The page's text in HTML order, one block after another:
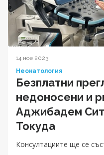
14 ное 2023
Неонатология
Безплатни
недоносени и
Аджибадем
Токуда
Консултациите ще се